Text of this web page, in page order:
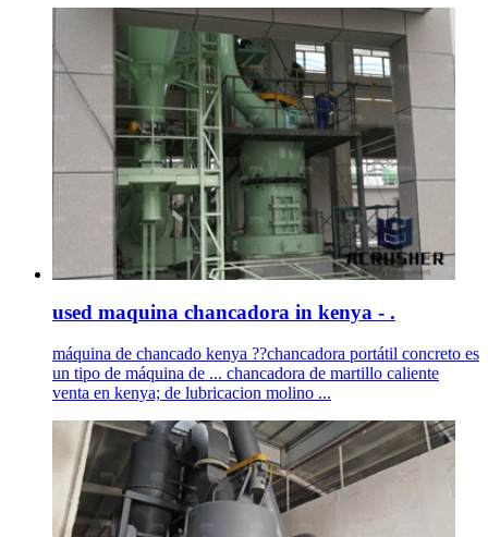
used maquina chancadora in kenya - .
máquina de chancado kenya ??chancadora portátil concreto es
un tipo de máquina de ... chancadora de martillo caliente
venta en kenya; de lubricacion molino ...